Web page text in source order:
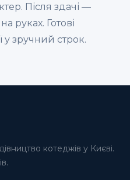
Після здачі —
руках. Готові
у зручний строк.
котеджів у Києві.